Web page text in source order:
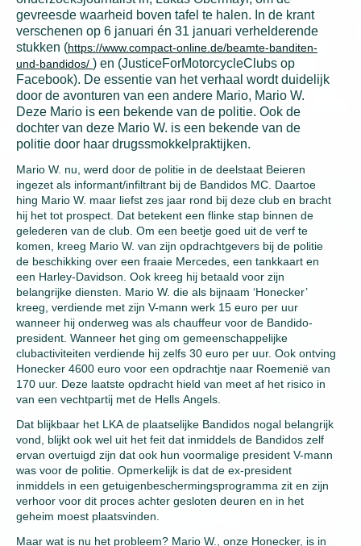
gevreesde waarheid boven tafel te halen. In de krant
verschenen op 6 januari én 31 januari verhelderende
stukken (https://www.compact-online.de/beamte-banditen-
und-bandidos/ ) en (JusticeForMotorcycleClubs op
Facebook). De essentie van het verhaal wordt duidelijk
door de avonturen van een andere Mario, Mario W.
Deze Mario is een bekende van de politie. Ook de
dochter van deze Mario W. is een bekende van de
politie door haar drugssmokkelpraktijken.
Mario W. nu, werd door de politie in de deelstaat Beieren
ingezet als informant/infiltrant bij de Bandidos MC. Daartoe
hing Mario W. maar liefst zes jaar rond bij deze club en bracht
hij het tot prospect. Dat betekent een flinke stap binnen de
gelederen van de club. Om een beetje goed uit de verf te
komen, kreeg Mario W. van zijn opdrachtgevers bij de politie
de beschikking over een fraaie Mercedes, een tankkaart en
een Harley-Davidson. Ook kreeg hij betaald voor zijn
belangrijke diensten. Mario W. die als bijnaam ‘Honecker’
kreeg, verdiende met zijn V-mann werk 15 euro per uur
wanneer hij onderweg was als chauffeur voor de Bandido-
president. Wanneer het ging om gemeenschappelijke
clubactiviteiten verdiende hij zelfs 30 euro per uur. Ook ontving
Honecker 4600 euro voor een opdrachtje naar Roemenië van
170 uur. Deze laatste opdracht hield van meet af het risico in
van een vechtpartij met de Hells Angels.
Dat blijkbaar het LKA de plaatselijke Bandidos nogal belangrijk
vond, blijkt ook wel uit het feit dat inmiddels de Bandidos zelf
ervan overtuigd zijn dat ook hun voormalige president V-mann
was voor de politie. Opmerkelijk is dat de ex-president
inmiddels in een getuigenbeschermingsprogramma zit en zijn
verhoor voor dit proces achter gesloten deuren en in het
geheim moest plaatsvinden.
Maar wat is nu het probleem? Mario W., onze Honecker, is in